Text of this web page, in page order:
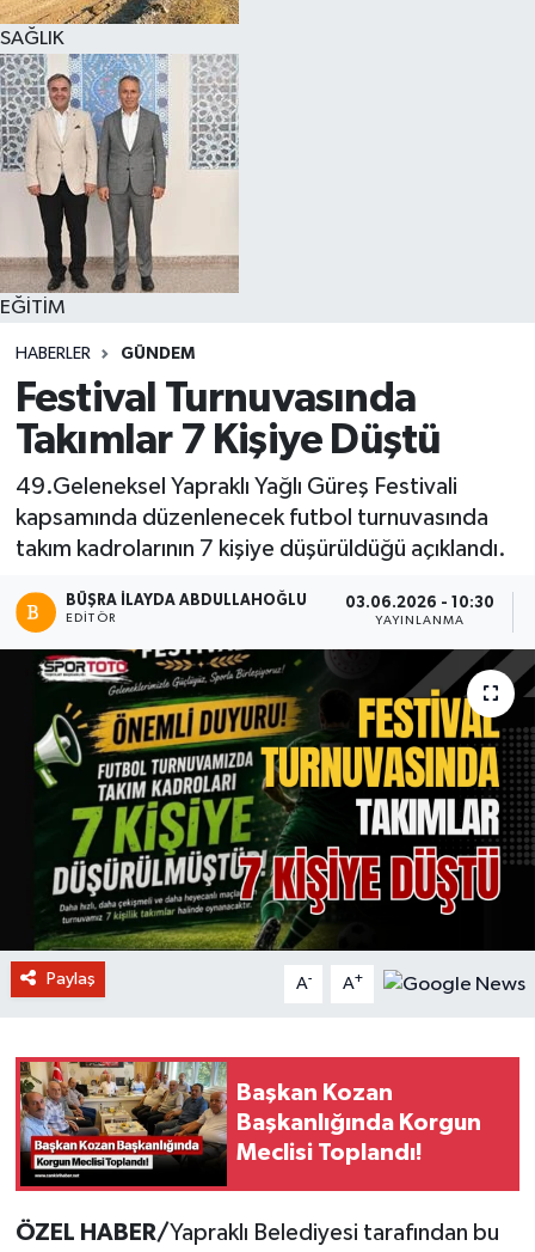
SAĞLIK
EĞİTİM
HABERLER GÜNDEM
Festival Turnuvasında
Takımlar 7 Kişiye Düştü
49.Geleneksel Yapraklı Yağlı Güreş Festivali
kapsamında düzenlenecek futbol turnuvasında
takım kadrolarının 7 kişiye düşürüldüğü açıklandı.
BÜŞRA İLAYDA ABDULLAHOĞLU
EDITÖR
03.06.2026 - 10:30
YAYINLANMA
Paylaş A- A+
Başkan Kozan
Başkanlığında Korgun
Meclisi Toplandı!
ÖZEL HABER/Yapraklı Belediyesi tarafından bu